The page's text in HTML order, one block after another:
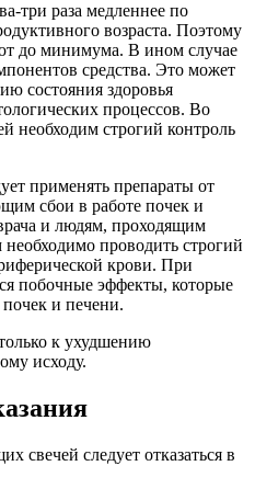
три раза медленнее по
возраста. Поэтому
до минимума. В ином случае
средства. Это может
состояния здоровья
процессов. Во
необходим строгий контроль
применять препараты от
сбои в работе почек и
и людям, проходящим
проводить строгий
крови. При
побочные эффекты, которые
почек и печени.
к ухудшению
исходу.
свечей следует отказаться в